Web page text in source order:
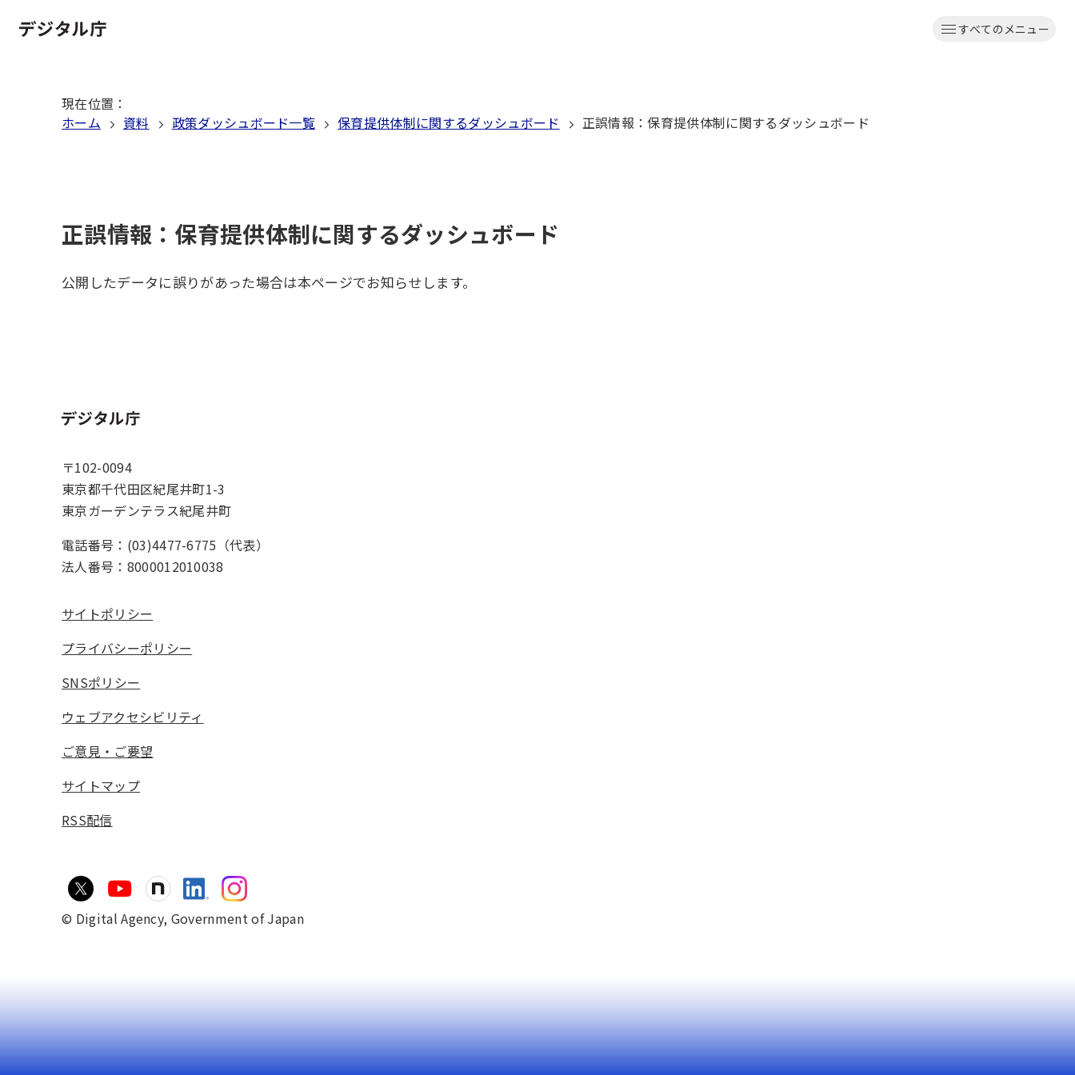
文
すべてのメニュー
現在位置 ：
ホーム
資料 政策ダッシュボード一覧 保育提供体制に関するダッシュボード 正誤情報：保育提供体制に関するダッシュボード
正誤情報：保育提供体制に関するダッシュボード
公開したデータに誤りがあった場合は本ページでお知らせします。
ホーム
〒102-0094
東京都千代田区紀尾井町1-3
東京ガーデンテラス紀尾井町
電話番号：(03)4477-6775（代表）
法人番号：8000012010038
サイトポリシー
プライバシーポリシー
SNSポリシー
ウェブアクセシビリティ
ご意見・ご要望
サイトマップ
RSS配信
© Digital Agency, Government of Japan